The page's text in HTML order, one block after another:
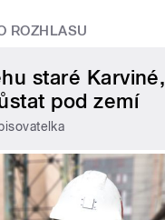
ROZHLASU
staré Karviné,
pod zemí